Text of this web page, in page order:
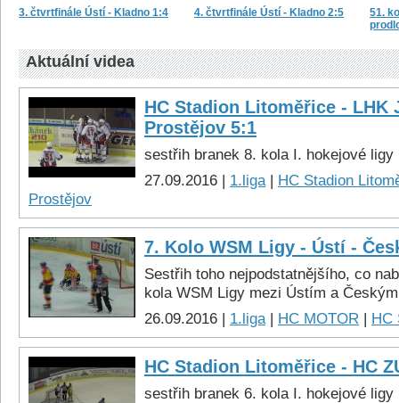
3. čtvrtfinále Ústí - Kladno 1:4 4. čtvrtfinále Ústí - Kladno 2:5
51.
Aktuální videa
HC Stadion Litoměřice - LHK
Prostějov 5:1
sestřih branek 8. kola I. hokejové ligy
27.09.2016 | 1.liga| HC Stadion
Prostějov
7. Kolo WSM Ligy - Ústí -
Sestřih toho nejpodstatnějšího, co
kola WSM Ligy mezi Ústím a
26.09.2016 | 1.liga| HC MOTOR | HC
HC Stadion Litoměřice - HC
sestřih branek 6. kola I. hokejové ligy